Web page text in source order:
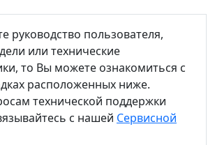
руководство пользователя,
или технические
то Вы можете ознакомиться с
расположенных ниже.
технической поддержки
с нашей Сервисной